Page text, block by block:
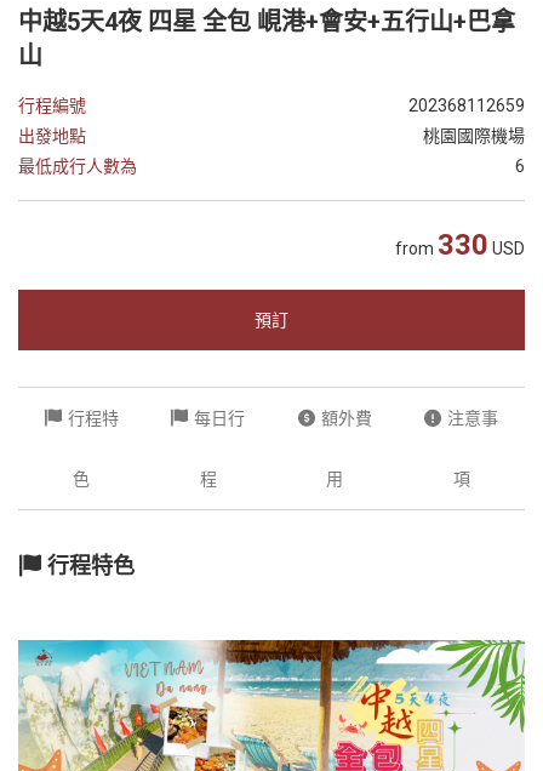
最
好
合
作
夥
中越5天4夜 四星 全包 峴港+會安+五行山+巴拿
山
行程編號
202368112659
出發地點
桃園國際機場
最低成行人數為
6
from 330 USD
預訂
行程特
色
每日行
程
額外費
用
注意事
項
行程特色